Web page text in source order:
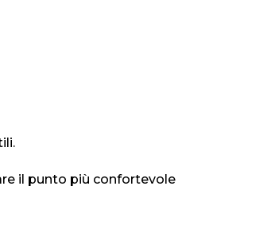
il punto più confortevole